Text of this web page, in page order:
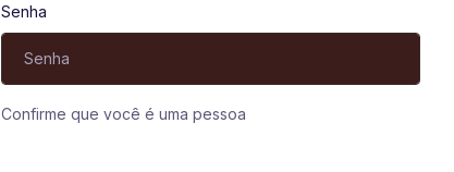
Senha
Confirme que você é uma pessoa